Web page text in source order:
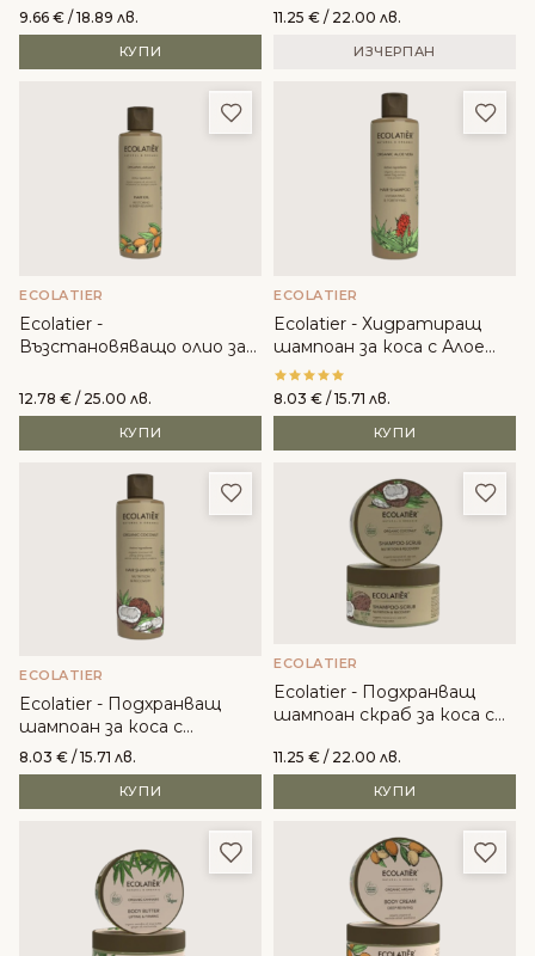
9.66 € / 18.89 лв.
КУПИ
11.25 € / 22.00 лв.
ИЗЧЕРПАН
Добави в любими
ECOLATIER
Ecolatier -
Възстановяващо олио за
12.78 € / 25.00 лв.
КУПИ
ECOLATIER
Ecolatier - Хидратиращ
шампоан за коса с Алое
вера
8.03 € / 15.71 лв.
КУПИ
Добави в любими
ECOLATIER
Ecolatier - Подхранващ
шампоан за коса с
органичен кокос
8.03 € / 15.71 лв.
КУПИ
ECOLATIER
Ecolatier - Подхранващ
шампоан скраб за коса с
11.25 € / 22.00 лв.
КУПИ
Добави в любими